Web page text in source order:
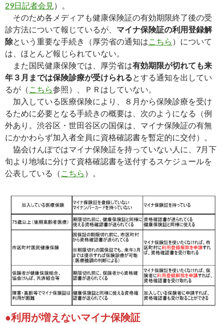
29日記者会見）。
そのため各メディアも健康保険証の有効期限終了後の受
診方法について報じているが、 マイナ保険証の利用登録解
除という重要な手続き（厚労省の通知はこちら ）について
は、ほとんど報じられていない。
また国民健康保険では、厚労省は有効期限が切れても来
年３月までは保険診療が受けられるとする通知を出してい
るが（ こちら参照）、ＰＲはしていない。
加入している医療保険により、８月から保険診療を受け
るために必要となる手続きの概要は、次のようになる（例
外あり。渋谷区・世田谷区の国保は、マイナ保険証の有無
にかかわらず加入者全員に資格確認書を暫定的に交付）。
協会けんぽではマイナ保険証を持っていない人に、7月下
旬より地域に分けて資格確認書を送付するスケジュールを
公表している（ こちら ）。
●利用が増えないマイナ保険証